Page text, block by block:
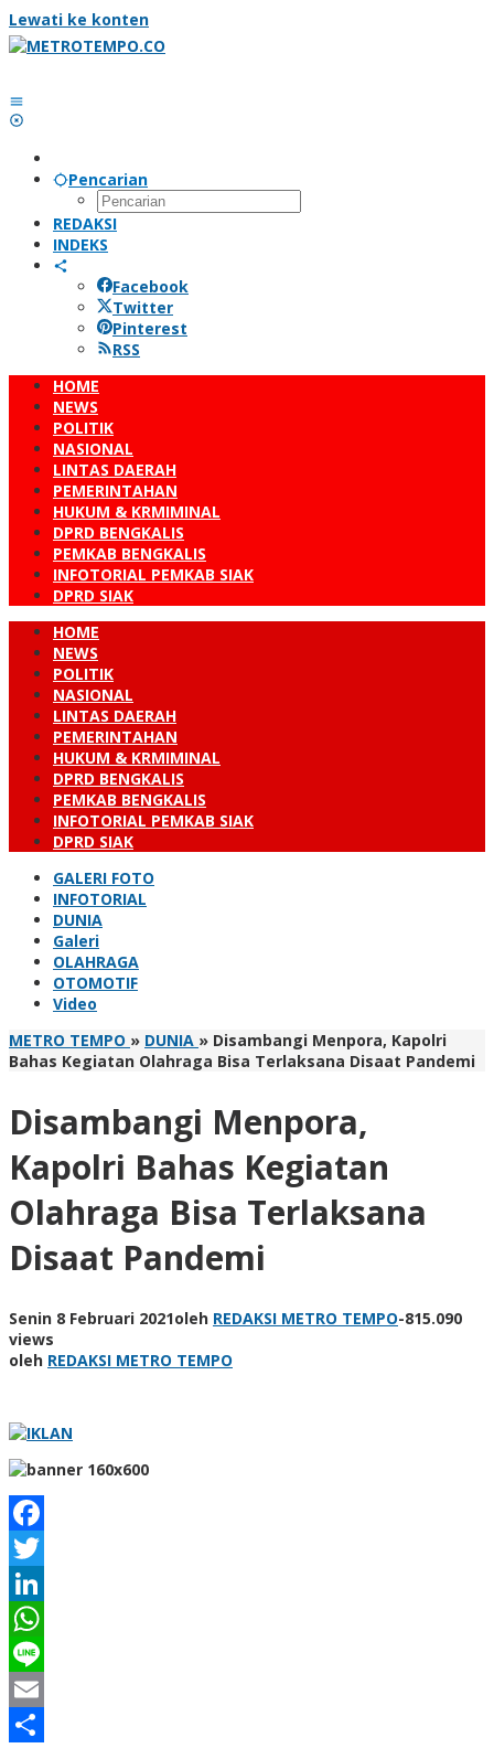
Lewati ke konten
Pencarian
REDAKSI
INDEKS
Facebook
Twitter
Pinterest
RSS
HOME
NEWS
POLITIK
NASIONAL
LINTAS DAERAH
PEMERINTAHAN
HUKUM & KRMIMINAL
DPRD BENGKALIS
PEMKAB BENGKALIS
INFOTORIAL PEMKAB SIAK
DPRD SIAK
HOME
NEWS
POLITIK
NASIONAL
LINTAS DAERAH
PEMERINTAHAN
HUKUM & KRMIMINAL
DPRD BENGKALIS
PEMKAB BENGKALIS
INFOTORIAL PEMKAB SIAK
DPRD SIAK
GALERI FOTO
INFOTORIAL
DUNIA
Galeri
OLAHRAGA
OTOMOTIF
Video
METRO TEMPO » DUNIA » Disambangi Menpora, Kapolri
Bahas Kegiatan Olahraga Bisa Terlaksana Disaat Pandemi
Disambangi Menpora,
Kapolri Bahas Kegiatan
Olahraga Bisa Terlaksana
Disaat Pandemi
Senin 8 Februari 2021oleh REDAKSI METRO TEMPO-815.090
views
oleh REDAKSI METRO TEMPO
Facebook
Twitter
LinkedIn
WhatsApp
Line
Email